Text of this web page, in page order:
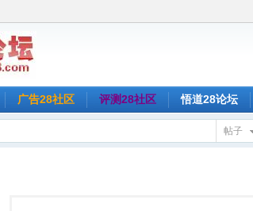
广告28社区 评测28社区 悟道28论坛
帖子